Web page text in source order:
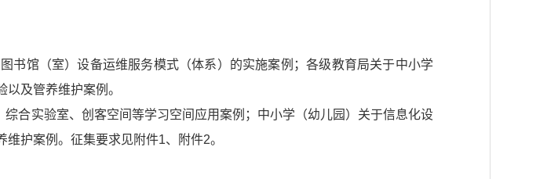
书馆（室）设备运维服务模式（体系）的实施案例；各级教育局关于中小学
及管养维护案例。
合实验室、创客空间等学习空间应用案例；中小学（幼儿园）关于信息化设
护案例。征集要求见附件1、附件2。